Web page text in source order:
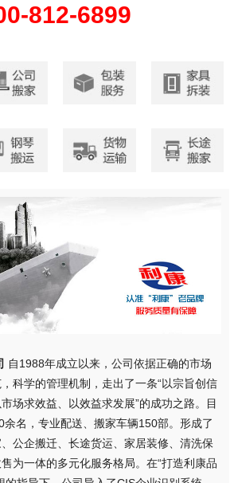
812-6899
自1988年成立以来，公司依据正确的市场
科学的管理机制，走出了一条“以宗旨创信
场求效益、以效益求发展”的成功之路。目
名，专业配送、搬家车辆150部。形成了
公企搬迁、长途货运、家居装修、清洗保
为一体的多元化服务格局。在“打造利康品